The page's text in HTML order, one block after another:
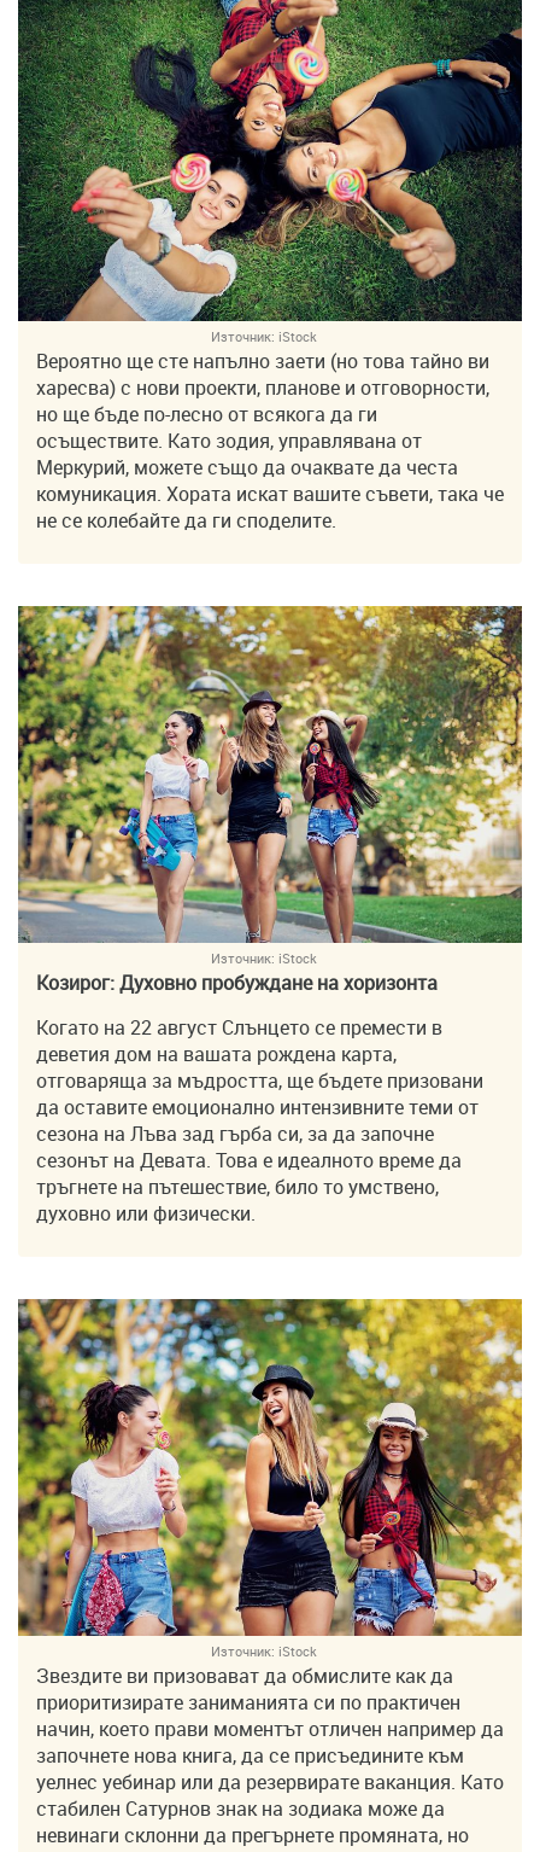
Източник: iStock
Вероятно ще сте напълно заети (но това тайно ви
харесва) с нови проекти, планове и отговорности,
но ще бъде по-лесно от всякога да ги
осъществите. Като зодия, управлявана от
Меркурий, можете също да очаквате да честа
комуникация. Хората искат вашите съвети, така че
не се колебайте да ги споделите.
Източник: iStock
Козирог: Духовно пробуждане на хоризонта
Когато на 22 август Слънцето се премести в
деветия дом на вашата рождена карта,
отговаряща за мъдростта, ще бъдете призовани
да оставите емоционално интензивните теми от
сезона на Лъва зад гърба си, за да започне
сезонът на Девата. Това е идеалното време да
тръгнете на пътешествие, било то умствено,
духовно или физически.
Източник: iStock
Звездите ви призовават да обмислите как да
приоритизирате заниманията си по практичен
начин, което прави моментът отличен например да
започнете нова книга, да се присъедините към
уелнес уебинар или да резервирате ваканция. Като
стабилен Сатурнов знак на зодиака може да
невинаги склонни да прегърнете промяната, но